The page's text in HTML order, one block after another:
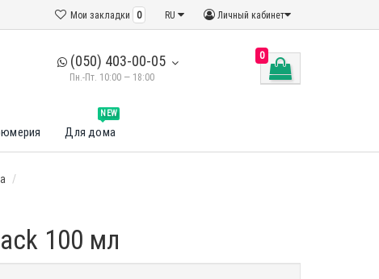
Личный кабинет
RU
Мои закладки 0
(050) 403-00-05
Пн.-Пт. 10:00 — 18:00
0
NEW
Для дома
100 мл